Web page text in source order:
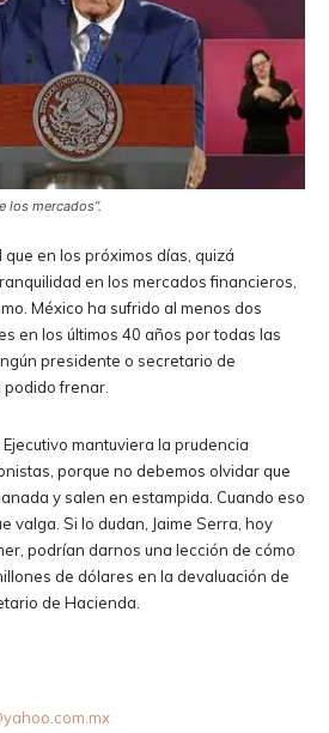
los mercados”.
en los próximos días, quizá
en los mercados financieros,
México ha sufrido al menos dos
en los últimos 40 años por todas las
presidente o secretario de
frenar.
mantuviera la prudencia
porque no debemos olvidar que
y salen en estampida. Cuando eso
valga. Si lo dudan, Jaime Serra, hoy
podrían darnos una lección de cómo
de dólares en la devaluación de
de Hacienda.